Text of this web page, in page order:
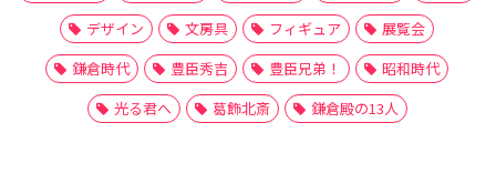
デザイン
文房具 フィギュア
展覧会
鎌倉時代
豊臣秀吉 豊臣兄弟！
昭和時代
光る君へ
葛飾北斎 鎌倉殿の13人